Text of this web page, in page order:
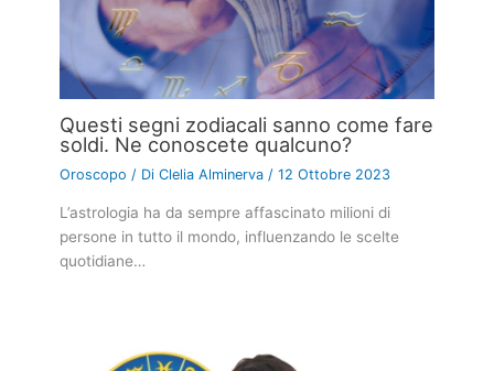
Questi segni zodiacali sanno come fare
soldi. Ne conoscete qualcuno?
Oroscopo / DiClelia Alminerva /12 Ottobre 2023
L’astrologia ha da sempre affascinato milioni di
persone in tutto il mondo, influenzando le scelte
quotidiane…